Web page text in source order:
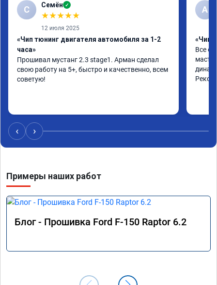
С Семён ✓
★★★★★
12 июля 2025
«Чип тюнинг двигателя автомобиля за 1-2
часа»
Прошивал мустанг 2.3 stage1. Арман сделал
свою работу на 5+, быстро и качественно, всем
советую!
А
«Чип
Все
‹ ›
Примеры наших работ
Блог - Прошивка Ford F-150 Raptor 6.2